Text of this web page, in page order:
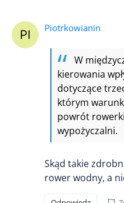
Piotrkowianin
W
kierowania
dotyczące
którym
powrót
wypożyczalni.
Skąd takie
rower wodny, a